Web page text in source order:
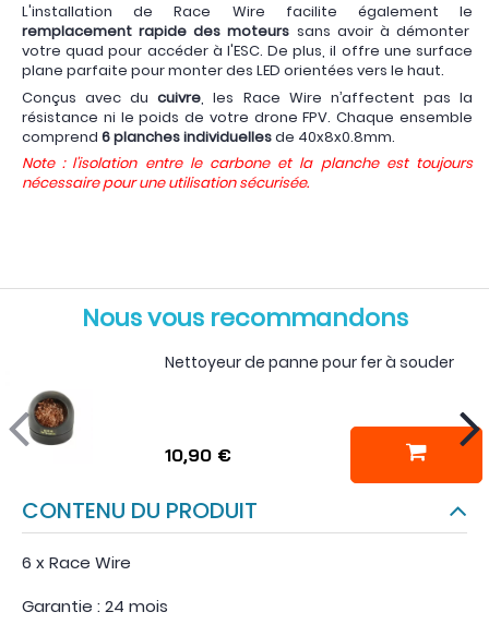
L'installation de Race Wire facilite également le
remplacement rapide des moteurs sans avoir à démonter
votre quad pour accéder à l'ESC. De plus, il offre une surface
plane parfaite pour monter des LED orientées vers le haut.
Conçus avec ducuivre , les Race Wire n’affectent pas la
résistance ni le poids de votre drone FPV. Chaque ensemble
comprend 6 planches individuellesde 40x8x0.8mm.
Note : l'isolation entre le carbone et la planche est toujours
nécessaire pour une utilisation sécurisée.
Nous vous recommandons
Nettoyeur de panne pour fer à souder
10,90 €
CONTENU DU PRODUIT
6 x Race Wire
Garantie : 24 mois